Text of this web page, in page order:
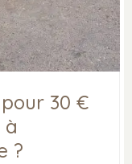
30 €
à
?